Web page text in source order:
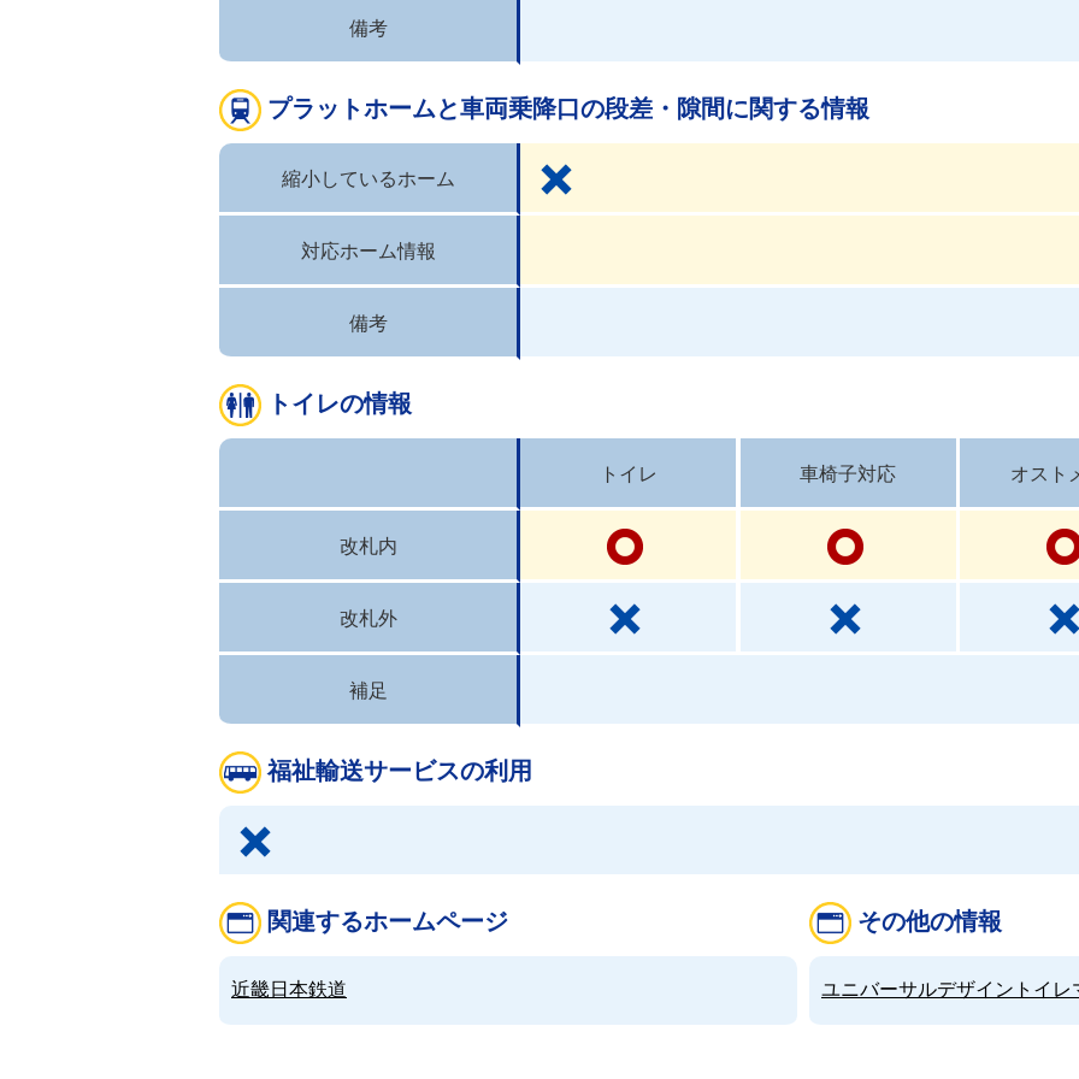
備考
プラットホームと車両乗降口の段差・隙間に関する情報
縮小しているホーム
対応ホーム情報
備考
トイレの情報
改札内
改札外
トイレ 車椅子対応 オスト
補足
福祉輸送サービスの利用
関連するホームページ
近畿日本鉄道
その他の情報
ユニバーサルデザイントイ